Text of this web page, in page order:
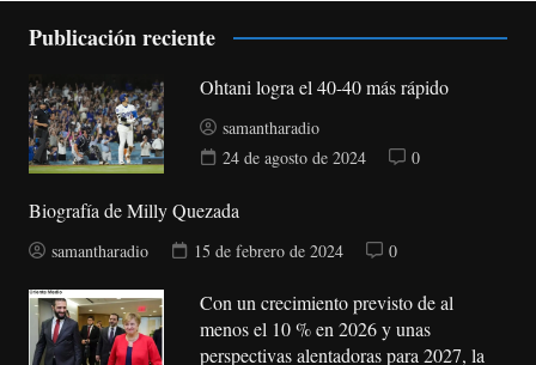
Publicación reciente
Ohtani logra el 40-40 más rápido
samantharadio
24 de agosto de 2024
0
Biografía de Milly Quezada
samantharadio 15 de febrero de 2024 0
Con un crecimiento previsto de al
menos el 10 % en 2026 y unas
perspectivas alentadoras para 2027, la